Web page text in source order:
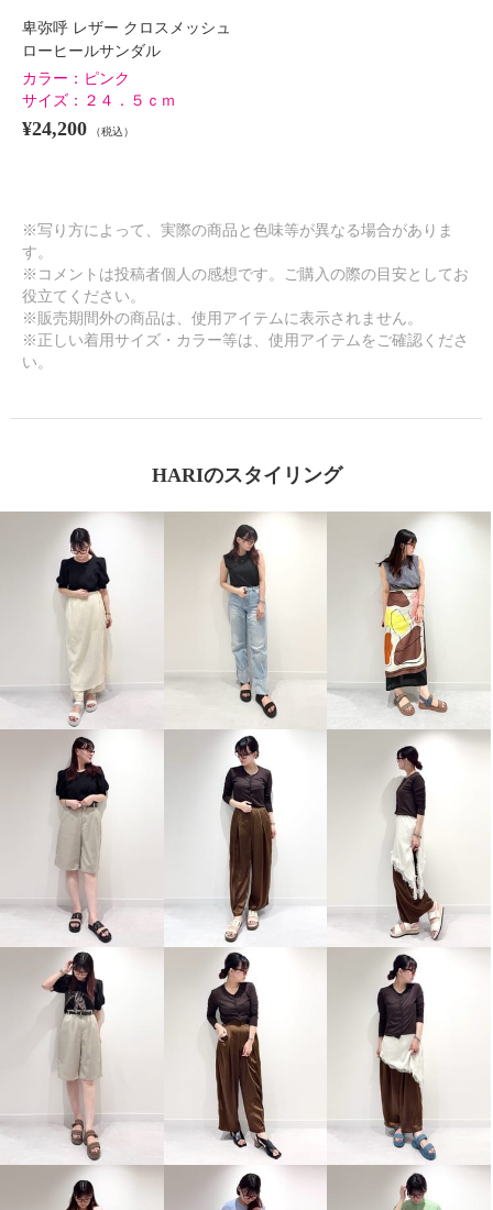
卑弥呼 レザー クロスメッシュ
ローヒールサンダル
カラー： ピンク
サイズ： ２４．５ｃｍ
¥24,200 （税込）
※写り方によって、実際の商品と色味等が異なる場合がありま
す。
※コメントは投稿者個人の感想です。ご購入の際の目安としてお
役立てください。
※販売期間外の商品は、使用アイテムに表示されません。
※正しい着用サイズ・カラー等は、使用アイテムをご確認くださ
い。
HARIのスタイリング